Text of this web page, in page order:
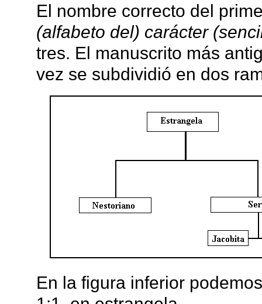
El nombre correcto del
(alfabeto del) carácter
tres. El manuscrito más
vez se subdividió en dos
En la figura inferior